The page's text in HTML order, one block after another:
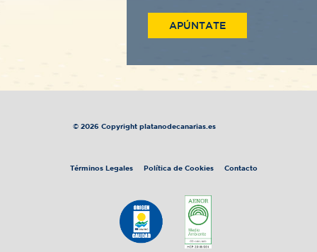
APÚNTATE
© 2026 Copyright platanodecanarias.es
Términos Legales Política de Cookies Contacto